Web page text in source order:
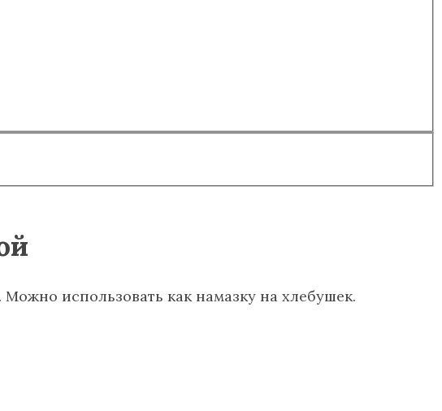
использовать как намазку на хлебушек.